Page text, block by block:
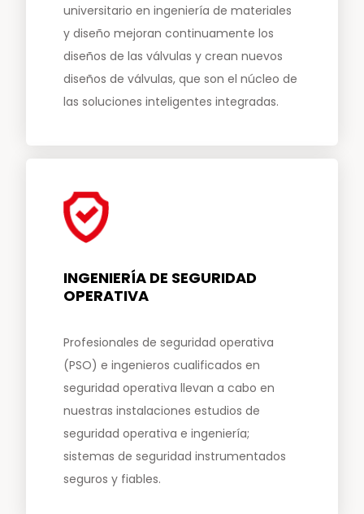
universitario en ingeniería de materiales
y diseño mejoran continuamente los
diseños de las válvulas y crean nuevos
diseños de válvulas, que son el núcleo de
las soluciones inteligentes integradas.
INGENIERÍA DE SEGURIDAD
OPERATIVA
Profesionales de seguridad operativa
(PSO) e ingenieros cualificados en
seguridad operativa llevan a cabo en
nuestras instalaciones estudios de
seguridad operativa e ingeniería;
sistemas de seguridad instrumentados
seguros y fiables.